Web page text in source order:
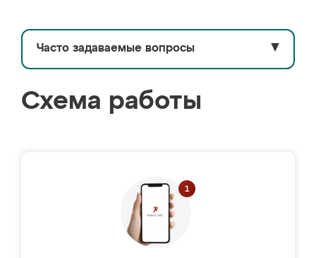
Часто задаваемые вопросы ▼
Схема работы